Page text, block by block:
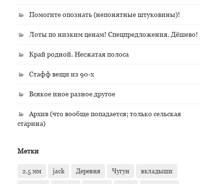
Помогите опознать (непонятные штуковины)!
Лоты по низким ценам! Спецпредложения. Дёшево!
Край родной. Несжатая полоса
Стафф вещи из 90-х
Всякое иное разное другое
Архив (что вообще попадается; только сельская
старина)
Метки
2.5 мм jack Деревня Чугун вкладыши